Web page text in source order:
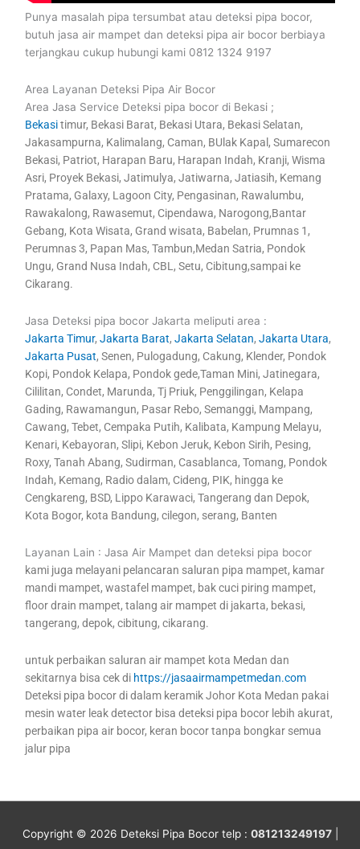
Punya masalah pipa tersumbat atau deteksi pipa bocor,
butuh jasa air mampet dan deteksi pipa air bocor berbiaya
terjangkau cukup hubungi kami 0812 1324 9197
Area Layanan Deteksi Pipa Air Bocor
Area Jasa Service Deteksi pipa bocor di Bekasi ;
Bekasitimur, Bekasi Barat, Bekasi Utara, Bekasi Selatan,
Jakasampurna, Kalimalang, Caman, BUlak Kapal, Sumarecon
Bekasi, Patriot, Harapan Baru, Harapan Indah, Kranji, Wisma
Asri, Proyek Bekasi, Jatimulya, Jatiwarna, Jatiasih, Kemang
Pratama, Galaxy, Lagoon City, Pengasinan, Rawalumbu,
Rawakalong, Rawasemut, Cipendawa, Narogong,Bantar
Gebang, Kota Wisata, Grand wisata, Babelan, Prumnas 1,
Perumnas 3, Papan Mas, Tambun,Medan Satria, Pondok
Ungu, Grand Nusa Indah, CBL, Setu, Cibitung,sampai ke
Cikarang.
Jasa Deteksi pipa bocor Jakarta meliputi area :
Jakarta Timur,Jakarta Barat,Jakarta Selatan,Jakarta Utara,
Jakarta Pusat, Senen, Pulogadung, Cakung, Klender, Pondok
Kopi, Pondok Kelapa, Pondok gede,Taman Mini, Jatinegara,
Cililitan, Condet, Marunda, Tj Priuk, Penggilingan, Kelapa
Gading, Rawamangun, Pasar Rebo, Semanggi, Mampang,
Cawang, Tebet, Cempaka Putih, Kalibata, Kampung Melayu,
Kenari, Kebayoran, Slipi, Kebon Jeruk, Kebon Sirih, Pesing,
Roxy, Tanah Abang, Sudirman, Casablanca, Tomang, Pondok
Indah, Kemang, Radio dalam, Cideng, PIK, hingga ke
Cengkareng, BSD, Lippo Karawaci, Tangerang dan Depok,
Kota Bogor, kota Bandung, cilegon, serang, Banten
Layanan Lain : Jasa Air Mampet dan deteksi pipa bocor
kami juga melayani pelancaran saluran pipa mampet, kamar
mandi mampet, wastafel mampet, bak cuci piring mampet,
floor drain mampet, talang air mampet di jakarta, bekasi,
tangerang, depok, cibitung, cikarang.
untuk perbaikan saluran air mampet kota Medan dan
sekitarnya bisa cek di https://jasaairmampetmedan.com
Deteksi pipa bocor di dalam keramik Johor Kota Medan pakai
mesin water leak detector bisa deteksi pipa bocor lebih akurat,
perbaikan pipa air bocor, keran bocor tanpa bongkar semua
jalur pipa
Copyright © 2026 Deteksi Pipa Bocortelp : 081213249197|